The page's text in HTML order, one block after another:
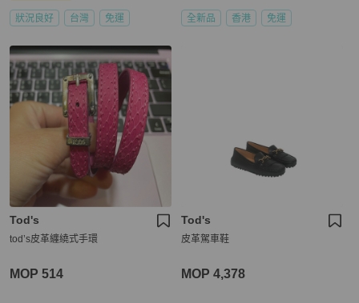
狀況良好 台灣 免運 全新品 香港 免運
Tod's
tod’s皮革纏繞式手環
MOP 514
Tod's
皮革駕車鞋
MOP 4,378